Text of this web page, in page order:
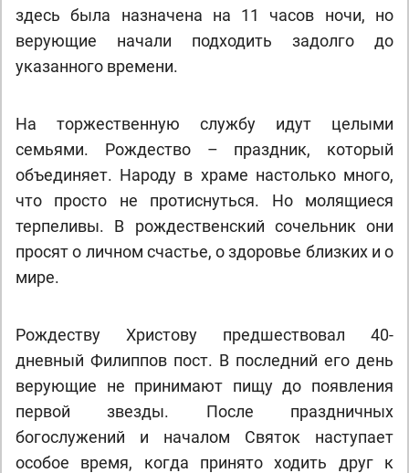
здесь была назначена на 11 часов ночи, но
верующие начали подходить задолго до
указанного времени.
На торжественную службу идут целыми
семьями. Рождество – праздник, который
объединяет. Народу в храме настолько много,
что просто не протиснуться. Но молящиеся
терпеливы. В рождественский сочельник они
просят о личном счастье, о здоровье близких и о
мире.
Рождеству Христову предшествовал 40-
дневный Филиппов пост. В последний его день
верующие не принимают пищу до появления
первой звезды. После праздничных
богослужений и началом Святок наступает
особое время, когда принято ходить друг к